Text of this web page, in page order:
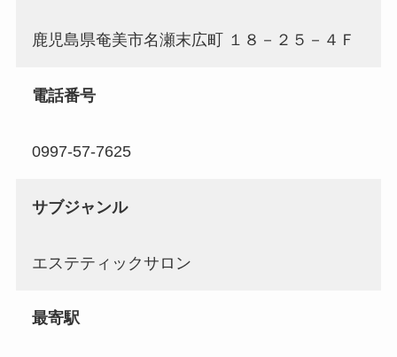
鹿児島県奄美市名瀬末広町 １８－２５－４Ｆ
電話番号
0997-57-7625
サブジャンル
エステティックサロン
最寄駅